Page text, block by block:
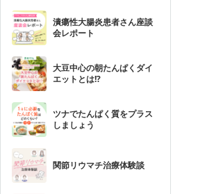
潰瘍性大腸炎患者さん座談
会レポート
大豆中心の朝たんぱくダイ
エットとは!?
ツナでたんぱく質をプラス
しましょう
関節リウマチ治療体験談